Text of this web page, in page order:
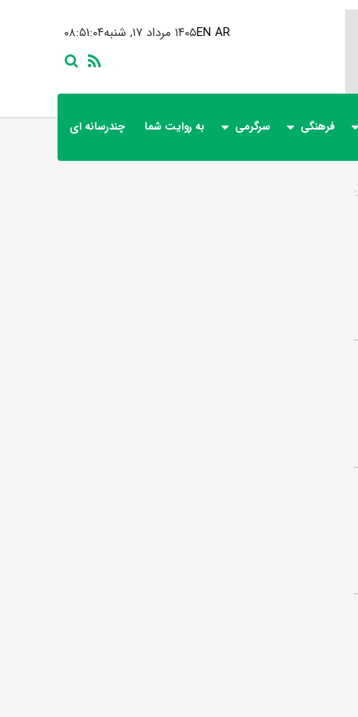
۰۸:۵۱:۰۴ ۱۴۰۵ مرداد ۱۷, شنبهEN AR
فرهنگی سرگرمی به روایت شما چندرسانه ای